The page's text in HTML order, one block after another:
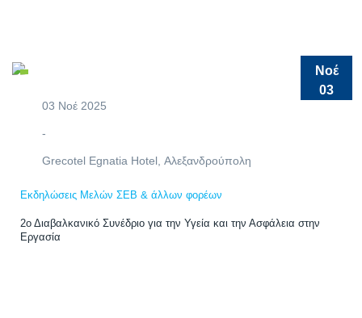
Νοέ
03
03 Νοέ 2025
-
Grecotel Egnatia Hotel, Αλεξανδρούπολη
Εκδηλώσεις Μελών ΣΕΒ & άλλων φορέων
2ο Διαβαλκανικό Συνέδριο για την Υγεία και την Ασφάλεια στην
Εργασία